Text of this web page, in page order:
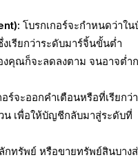
โบรกเกอร์จะกำหนดว่าใ
เรียกว่าระดับมาร์จิ้นขั้นต่ำ
คุณก็จะลดลงตาม จนอาจต่ำ
ร์จะออกคำเตือนหรือที่เรียกว่า
น เพื่อให้บัญชีกลับมาสู่ระดับที่
กทรัพย์ หรือขายทรัพย์สินบาง